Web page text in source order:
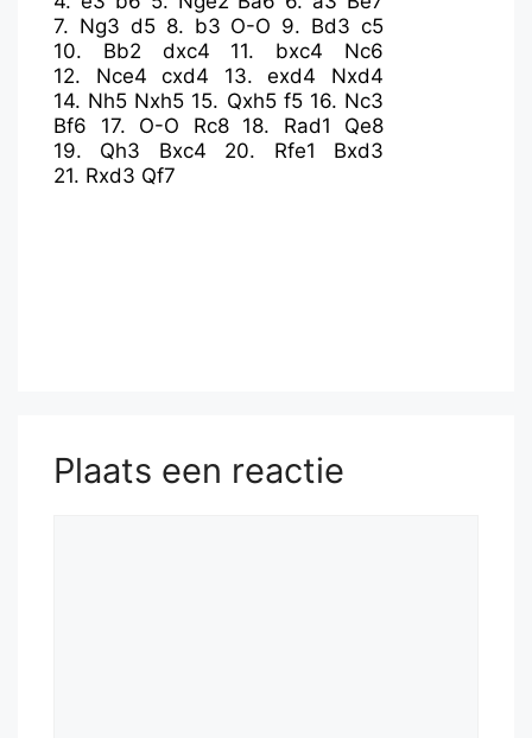
7. Ng3 d5 8. b3 O-O 9. Bd3 c5
10. Bb2 dxc4 11. bxc4
Nc6
12. Nce4 cxd4 13.exd4
Nxd4
14. Nh5 Nxh5 15. Qxh5 f5 16. Nc3
Bf6
17. O-O Rc8 18. Rad1
Qe8
19. Qh3 Bxc4 20. Rfe1
Bxd3
21. Rxd3 Qf7
Plaats een reactie